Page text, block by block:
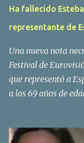
Ha fallecido
representante de
Una nueva nota
Festival de
que representó a
a los 69 años de
traves de las redes